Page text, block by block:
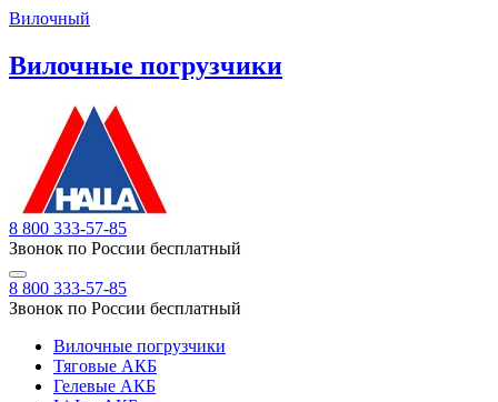
Вилочный
Вилочные погрузчики
8 800 333-57-85
Звонок по России бесплатный
8 800 333-57-85
Звонок по России бесплатный
Вилочные погрузчики
Тяговые АКБ
Гелевые АКБ